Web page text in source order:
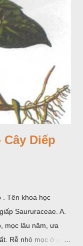
Cây Diếp
Tên khoa học
Saururaceae. A.
mọc lâu năm, ưa
Rễ nhỏ mọc ở các